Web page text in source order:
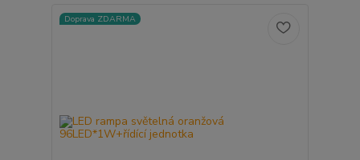
Doprava ZDARMA